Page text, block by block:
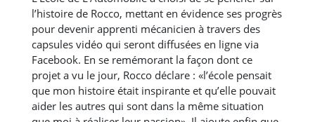
l’histoire de Rocco, mettant en évidence ses progrès
pour devenir apprenti mécanicien à travers des
capsules vidéo qui seront diffusées en ligne via
Facebook. En se remémorant la façon dont ce
projet a vu le jour, Rocco déclare : «l’école pensait
que mon histoire était inspirante et qu’elle pouvait
aider les autres qui sont dans la même situation